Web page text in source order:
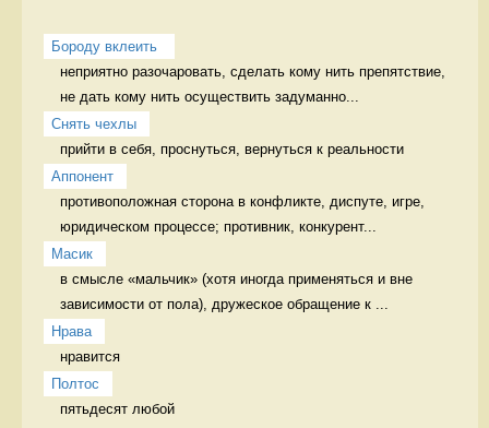
Бороду вклеить
неприятно разочаровать, сделать кому нить препятствие,
не дать кому нить осуществить задуманно...
Снять чехлы
прийти в себя, проснуться, вернуться к реальности
Аппонент
противоположная сторона в конфликте, диспуте, игре,
юридическом процессе; противник, конкурент...
Масик
в смысле «мальчик» (хотя иногда применяться и вне
зависимости от пола), дружеское обращение к ...
Нрава
нравится
Полтос
пятьдесят любой